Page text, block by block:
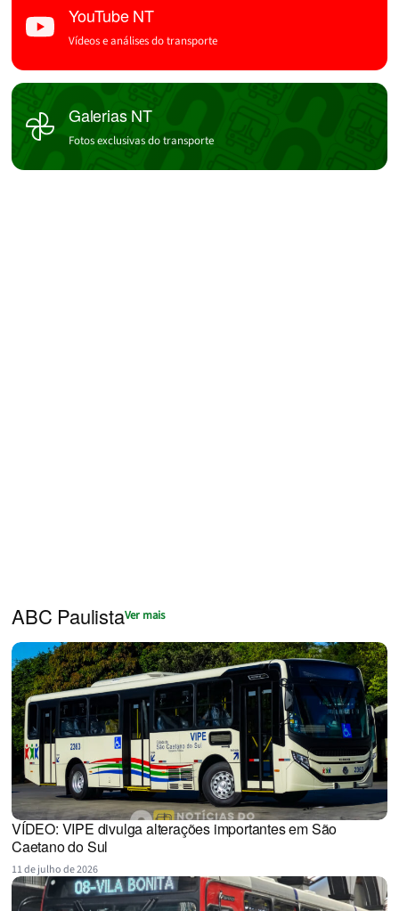
YouTube NT
Vídeos e análises do transporte
Galerias NT
Fotos exclusivas do transporte
ABC PaulistaVer mais
VÍDEO: VIPE divulga alterações importantes em São
Caetano do Sul
11 de julho de 2026